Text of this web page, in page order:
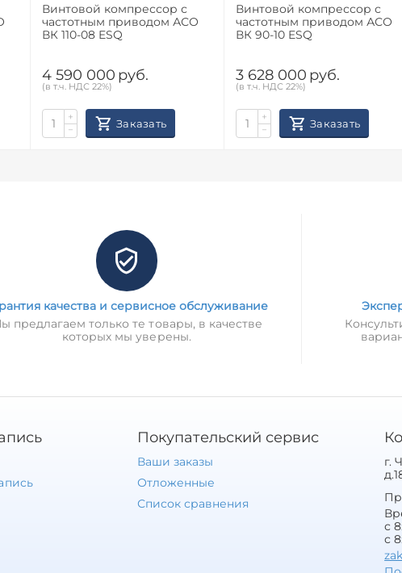
Винтовой компрессор с
частотным приводом АСО
ВК 110-08 ESQ
4 590 000 руб.
(в т.ч. НДС 22%)
+
−
Заказать
Винтовой компрессор с
частотным приводом АСО
ВК 90-10 ESQ
3 628 000 руб.
(в т.ч. НДС 22%)
+
−
Заказать
качества и сервисное обслуживание
предлагаем только те товары, в качестве
которых мы уверены.
Покупательский сервис
Ваши заказы
Отложенные
Список сравнения
г.
с
с